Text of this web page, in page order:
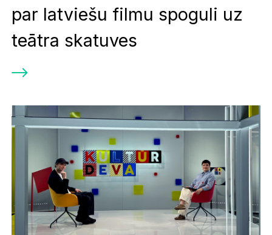
par latviešu filmu spoguli uz
teātra skatuves